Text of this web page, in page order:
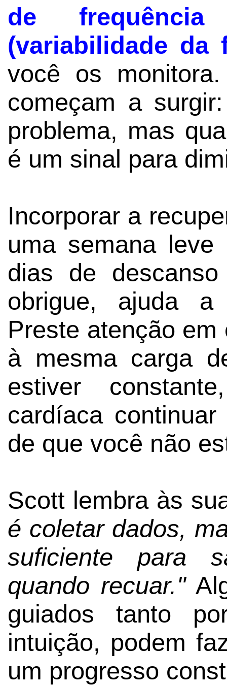
de
(variabilidade da
você os
começam a
problema, mas
é um sinal para
Incorporar a
uma semana
dias de
obrigue, ajuda a
Preste atenção
à mesma carga
estiver
cardíaca
de que você não
Scott lembra às
é coletar dados,
suficiente para
quando recuar."
guiados tanto
intuição, podem
um progresso